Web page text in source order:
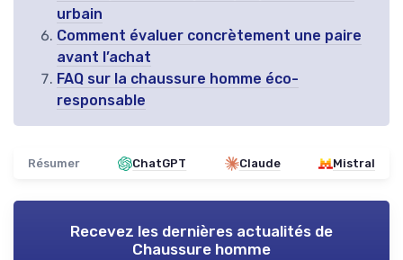
urbain
Comment évaluer concrètement une paire
avant l’achat
FAQ sur la chaussure homme éco-
responsable
Résumer ChatGPT Claude Mistral
Recevez les dernières actualités de
Chaussure homme